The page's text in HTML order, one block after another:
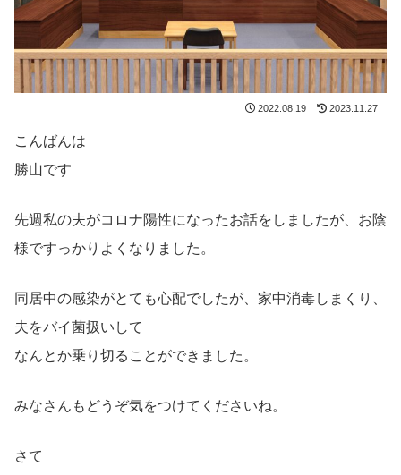
2022.08.19 2023.11.27
こんばんは
勝山です
先週私の夫がコロナ陽性になったお話をしましたが、お陰
様ですっかりよくなりました。
同居中の感染がとても心配でしたが、家中消毒しまくり、
夫をバイ菌扱いして
なんとか乗り切ることができました。
みなさんもどうぞ気をつけてくださいね。
さて